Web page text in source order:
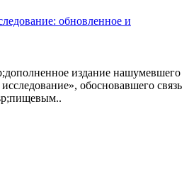
издание нашумевшего
обосновавшего связь